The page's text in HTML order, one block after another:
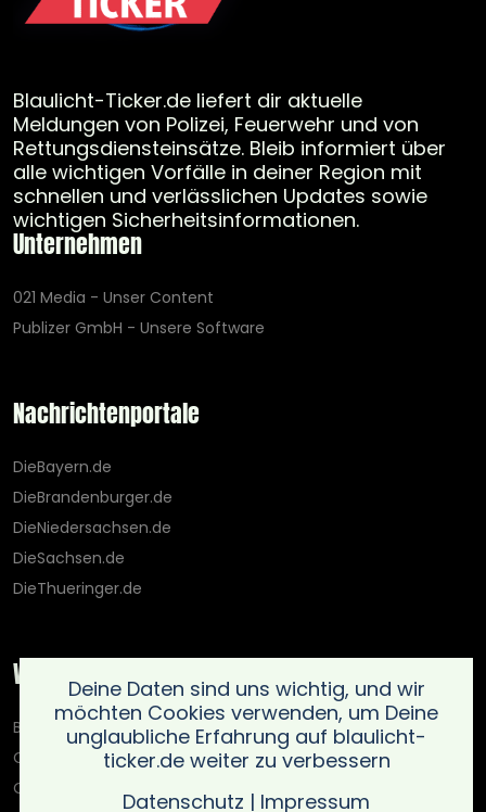
Blaulicht-Ticker.de liefert dir aktuelle
Meldungen von Polizei, Feuerwehr und von
Rettungsdiensteinsätze. Bleib informiert über
alle wichtigen Vorfälle in deiner Region mit
schnellen und verlässlichen Updates sowie
wichtigen Sicherheitsinformationen.
Unternehmen
021 Media - Unser Content
Publizer GmbH - Unsere Software
Nachrichtenportale
DieBayern.de
DieBrandenburger.de
DieNiedersachsen.de
DieSachsen.de
DieThueringer.de
Weitere Portale
Blaulicht-Ticker.de
Oberlausitz.holiday
OnlinedatingKompass.de
Deine Daten sind uns wichtig, und wir
möchten Cookies verwenden, um Deine
unglaubliche Erfahrung auf blaulicht-
ticker.de weiter zu verbessern
Datenschutz | Impressum